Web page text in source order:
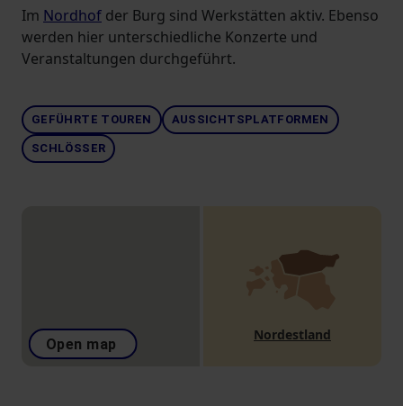
Im Nordhof der Burg sind Werkstätten aktiv. Ebenso
werden hier unterschiedliche Konzerte und
Veranstaltungen durchgeführt.
GEFÜHRTE TOUREN AUSSICHTSPLATFORMEN
SCHLÖSSER
Open map
Nordestland